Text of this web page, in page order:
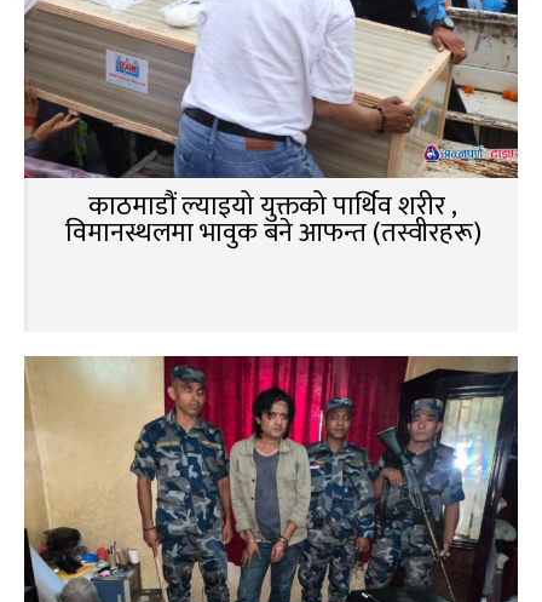
काठमाडौं ल्याइयो युक्तको पार्थिव शरीर ,
विमानस्थलमा भावुक बने आफन्त (तस्वीरहरू)